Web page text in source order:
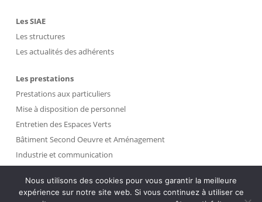
Les SIAE
Les structures
Les actualités des adhérents
Les prestations
Prestations aux particuliers
Mise à disposition de personnel
Entretien des Espaces Verts
Bâtiment Second Oeuvre et Aménagement
Industrie et communication
Intranet
Nous utilisons des cookies pour vous garantir la meilleure
expérience sur notre site web. Si vous continuez à utiliser ce